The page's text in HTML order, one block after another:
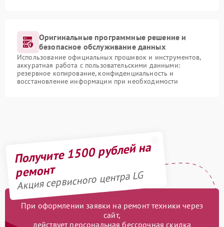
Оригинальные программные решение и
безопасное обслуживание данных
Использование официальных прошивок и инструментов,
аккуратная работа с пользовательскими данными:
резервное копирование, конфиденциальность и
восстановление информации при необходимости
Получите 1500 рублей на
ремонт
Акция сервисного центра LG
При оформлении заявки на ремонт техники через
сайт,
действует персональная бессрочная скидка